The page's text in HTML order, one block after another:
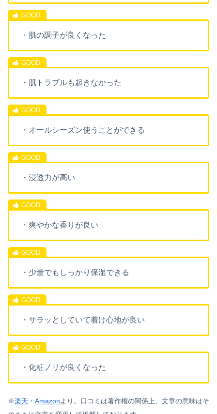
・肌の調子が良くなった
・肌トラブルも起きなかった
・オールシーズン使うことができる
・浸透力が高い
・爽やかな香りが良い
・少量でもしっかり保湿できる
・サラッとしていて着け心地が良い
・化粧ノリが良くなった
※楽天 ・ Amazonより。 口コミは著作権の関係上、文章の意味はそ